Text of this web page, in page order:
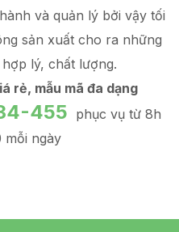
và quản lý bởi vậy tối
sản xuất cho ra những
hợp lý, chất lượng.
rẻ, mẫu mã đa dạng
455
phục vụ từ 8h
mỗi ngày